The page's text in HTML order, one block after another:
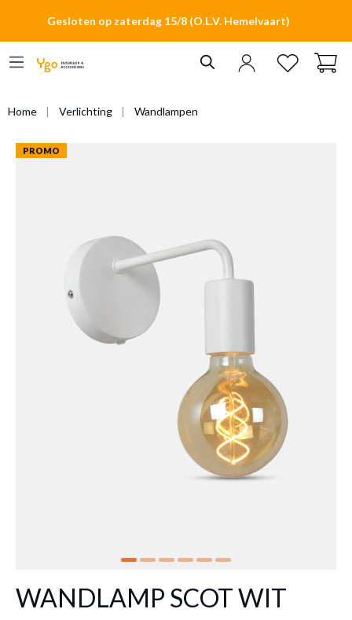
Gesloten op zaterdag 15/8 (O.L.V. Hemelvaart)
Home Verlichting Wandlampen
PROMO
WANDLAMP SCOT WIT